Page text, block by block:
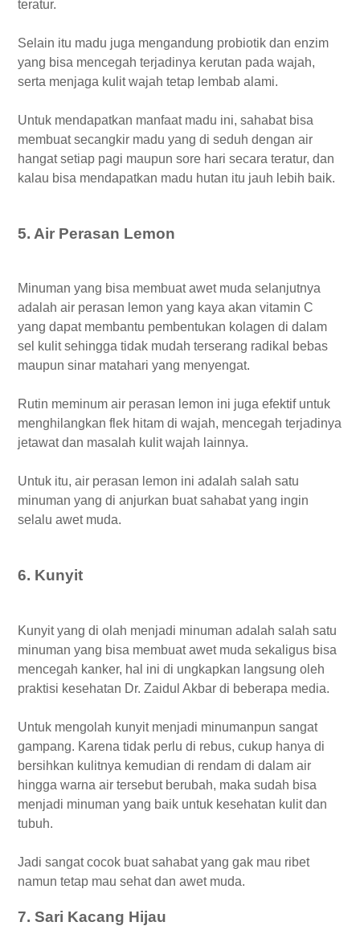
teratur.
Selain itu madu juga mengandung probiotik dan enzim
yang bisa mencegah terjadinya kerutan pada wajah,
serta menjaga kulit wajah tetap lembab alami.
Untuk mendapatkan manfaat madu ini, sahabat bisa
membuat secangkir madu yang di seduh dengan air
hangat setiap pagi maupun sore hari secara teratur, dan
kalau bisa mendapatkan madu hutan itu jauh lebih baik.
5. Air Perasan Lemon
Minuman yang bisa membuat awet muda selanjutnya
adalah air perasan lemon yang kaya akan vitamin C
yang dapat membantu pembentukan kolagen di dalam
sel kulit sehingga tidak mudah terserang radikal bebas
maupun sinar matahari yang menyengat.
Rutin meminum air perasan lemon ini juga efektif untuk
menghilangkan flek hitam di wajah, mencegah terjadinya
jetawat dan masalah kulit wajah lainnya.
Untuk itu, air perasan lemon ini adalah salah satu
minuman yang di anjurkan buat sahabat yang ingin
selalu awet muda.
6. Kunyit
Kunyit yang di olah menjadi minuman adalah salah satu
minuman yang bisa membuat awet muda sekaligus bisa
mencegah kanker, hal ini di ungkapkan langsung oleh
praktisi kesehatan Dr. Zaidul Akbar di beberapa media.
Untuk mengolah kunyit menjadi minumanpun sangat
gampang. Karena tidak perlu di rebus, cukup hanya di
bersihkan kulitnya kemudian di rendam di dalam air
hingga warna air tersebut berubah, maka sudah bisa
menjadi minuman yang baik untuk kesehatan kulit dan
tubuh.
Jadi sangat cocok buat sahabat yang gak mau ribet
namun tetap mau sehat dan awet muda.
7. Sari Kacang Hijau